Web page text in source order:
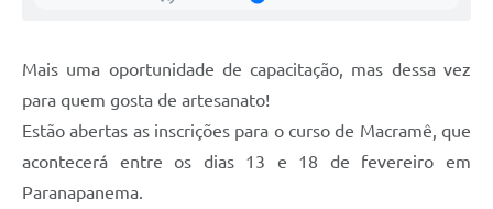
Mais uma oportunidade de capacitação, mas dessa vez
para quem gosta de artesanato!
Estão abertas as inscrições para o curso de Macramê, que
acontecerá entre os dias 13 e 18 de fevereiro em
Paranapanema.